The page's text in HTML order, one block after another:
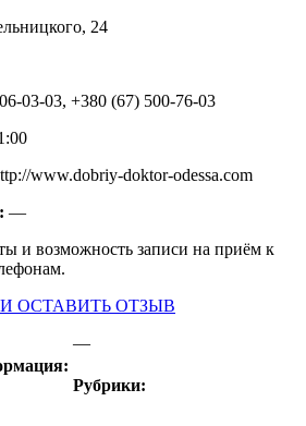
24
03-03, +380 (67) 500-76-03
www.dobriy-doktor-odessa.com
—
и возможность записи на приём к
ОСТАВИТЬ ОТЗЫВ
—
Рубрики: